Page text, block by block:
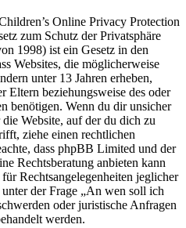
Online Privacy Protection
zum Schutz der Privatsphäre
1998) ist ein Gesetz in den
Websites, die möglicherweise
unter 13 Jahren erheben,
Eltern beziehungsweise des oder
benötigen. Wenn du dir unsicher
Website, auf der du dich zu
ziehe einen rechtlichen
dass phpBB Limited und der
Rechtsberatung anbieten kann
Rechtsangelegenheiten jeglicher
der Frage „An wen soll ich
oder juristische Anfragen
werden.